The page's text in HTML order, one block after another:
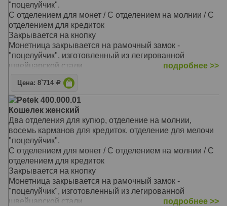
"поцелуйчик".
С отделением для монет / С отделением на молнии / С
отделением для кредиток
Закрывается на кнопку
Монетница закрывается на рамочный замок -
"поцелуйчик", изготовленный из легированной
швейцарской стали
На внутренней задней стенке расположены три
прорезных кармана для кредитных карточек
На закрывающемся блоке имеются еще пять
прорезных карманов для карточек, окошко для
документов из прозрачной прочной сетки и одно
дополнительное отделение
Перед монетницей на внешней стороне находятся два
кармашка для карточек и одно дополнительное
отделение для бумаг на всю длину портмоне
Материал: Натуральная кожа
Цвет: Чёрный
Тип: прямой
Размер: 19,0х10,0 см
подробнее >>
Цена: 8`714 Р
Petek 400.000.01
Кошелек женский
Два отделения для купюр, отделение на молнии,
восемь карманов для кредиток. отделение для мелочи
"поцелуйчик".
С отделением для монет / С отделением на молнии / С
отделением для кредиток
Закрывается на кнопку
Монетница закрывается на рамочный замок -
"поцелуйчик", изготовленный из легированной
швейцарской стали
подробнее >>